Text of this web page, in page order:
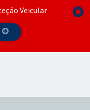
Veicular